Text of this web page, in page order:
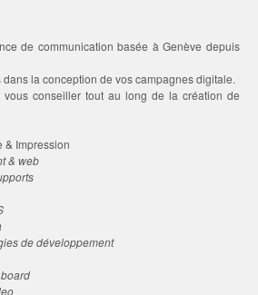
de communication basée à Genève depuis
la conception de vos campagnes digitale.
conseiller tout au long de la création de
& Impression
& web
de développement